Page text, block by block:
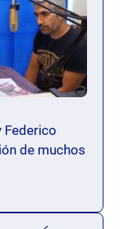
Federico
de muchos